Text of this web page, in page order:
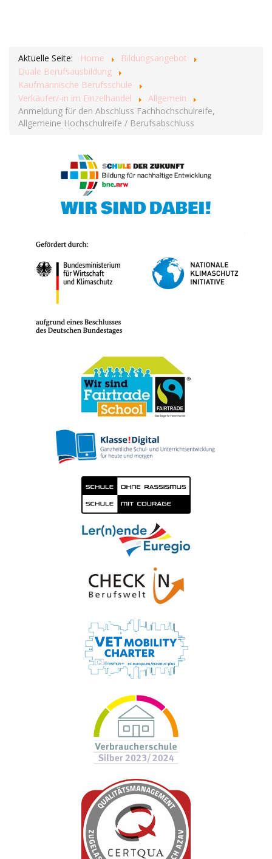
Aktuelle Seite: Home
Bildungsangebot
Duale Berufsausbildung
Kaufmännische Berufsschule
Verkäufer/-in im Einzelhandel
Allgemein
Anmeldung für den Abschluss Fachhochschulreife,
Allgemeine Hochschulreife / Berufsabschluss